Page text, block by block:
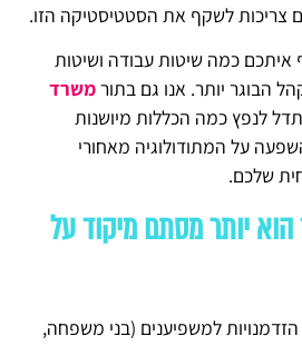
צריכות לשקף את הסטטיסטיקה הזו.
כמה שיטות עבודה ושיטות
הבוגר יותר. אנו גם בתורמשרד
לנפץ כמה הכללות מיושנות
על המתודולוגיה מאחורי
שלכם.
הוא יותר מסתם מיקוד על
למשפיענים (בני משפחה,